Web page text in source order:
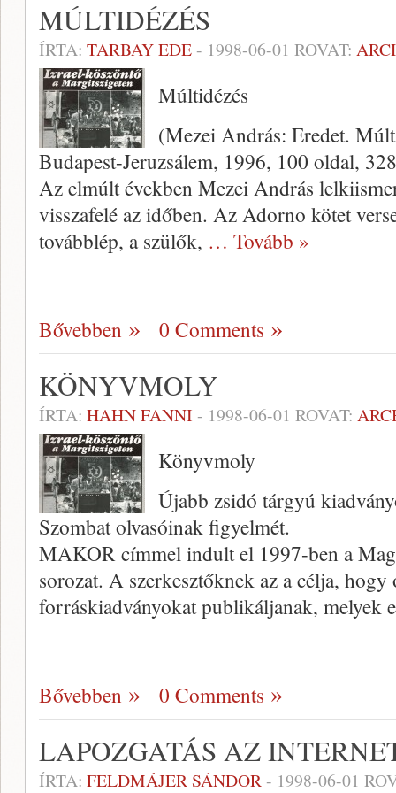
MÚLTIDÉZÉS
ÍRTA: TARBAY EDE- 1998-06-01 ROVAT:
Múltidézés
(Mezei András: Eredet.
Budapest-Jeruzsálem, 1996, 100 oldal,
Az elmúlt években Mezei András
vissza­felé az időben. Az Adorno kötet
továbblép, a szülők, … Tovább »
Bővebben 0 Comments
KÖNYVMOLY
ÍRTA: HAHN FANNI - 1998-06-01 ROVAT:
Könyvmoly
Újabb zsidó tárgyú
Szombat olvasóinak figyelmét.
MAKOR címmel indult el 1997-ben a
sorozat. A szerkesztőknek az a célja,
forráskiadványokat publikáljanak, melyek
Bővebben 0 Comments
LAPOZGATÁS AZ
ÍRTA: FELDMÁJER SÁNDOR- 1998-06-01